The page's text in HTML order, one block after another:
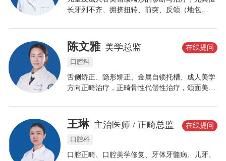
长牙列不齐、拥挤扭转、前突、反颌（地包
健康的个性化正畸矫治。
陈文雅 美学总监
口腔科
舌侧矫正、隐形矫正、金属自锁托槽、成人美学
方向正畸治疗，正畸骨性代偿性治疗，颌面美学
等，数字化美学设计和瓷贴面美牙修复技术。
在线提问
王琳 主治医师 / 正畸总监
口腔科
口腔正畸、口腔美学修复、牙体牙髓病、儿牙、
在线提问